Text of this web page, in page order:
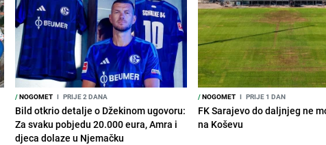
/NOGOMET I PRIJE 2 DANA
Bild otkrio detalje o Džekinom ugovoru:
Za svaku pobjedu 20.000 eura, Amra i
djeca dolaze u Njemačku
/NOGOMET I PRIJE 1 DAN
FK Sarajevo do daljnjeg ne
na Koševu